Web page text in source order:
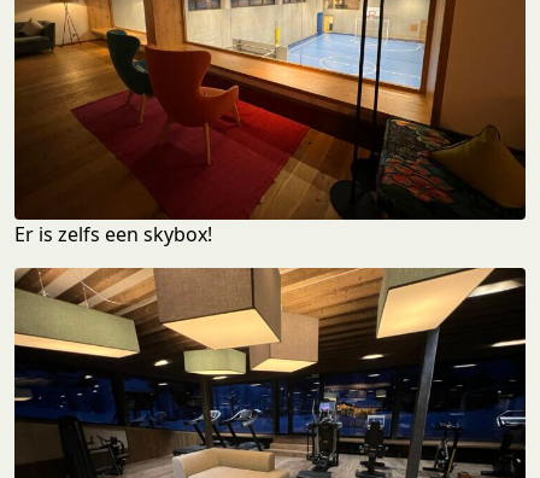
Er is zelfs een skybox!